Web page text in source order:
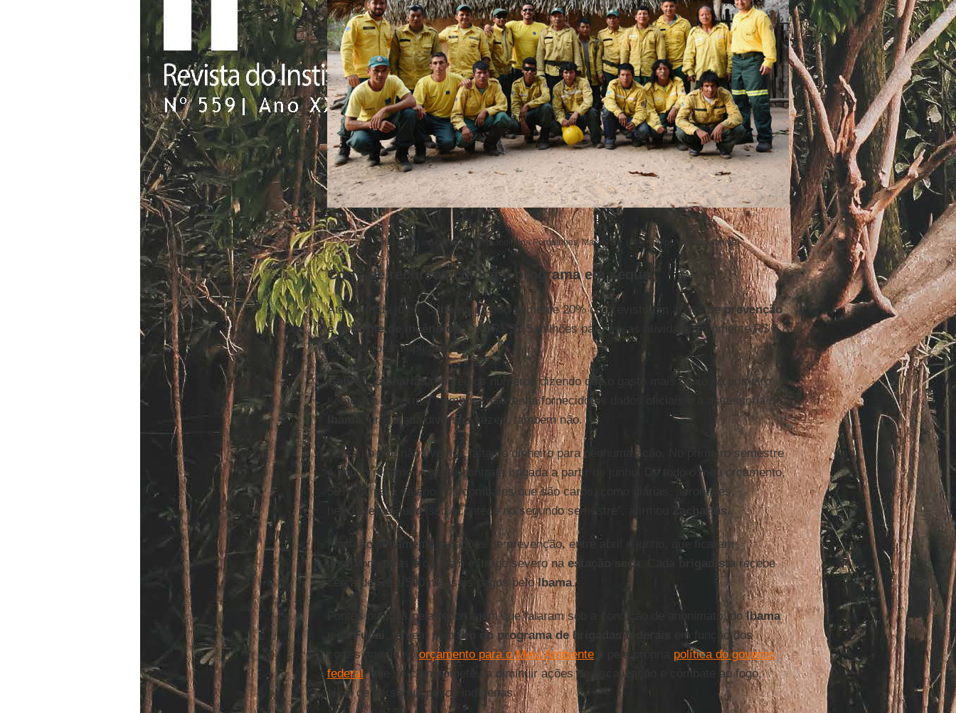
Brigadistas indígenas na Terra Indígena Porquinhos, Maranhão. (Foto: Felipe Werneck/Ibama)
Corte de recursos coloca o programa em xeque
Até o fim de julho, oIbama gastou somente 20% do previsto em ações deprevenção
e controle de incêndios . Dos R$ 35,5 milhões para essas atividades, somente R$ 6,8
milhões foram aplicados.
Gabriel Zachariasrebateu os números dizendo que o gasto mais baixo no primeiro
semestre é “normal”, embora não tenha fornecido os dados oficiais e a assessoria do
, procurada diversas vezes, também não.
“Garanto que não tivemos falta de dinheiro para nenhuma ação. No primeiro semestre
é pouco mesmo. A gente contrata brigada a partir de junho. De todo o meu orçamento,
50% vai para salário. Os combates que são caros, como diárias, aeronaves,
helicópteros, tudo isso acontece no segundo semestre”, afirmou
Zacharias.
Mas são justamente as ações de prevenção, entre abril e junho, que ficaram
comprometidas e causam estrago severo naestação seca brigadistarecebe
cerca de R$ 1.500 mensais pagos peloIbama.
Fontes ouvidas pela reportagem que falaram sob a condição de anonimato, doIbama
Funai , temem pelo fim do programa de brigadas federais
em função dos
cortes anuais noorçamento para o Meio Ambientee pela própria política do governo
federal, que se comprometeu a diminuir ações de fiscalização e combate ao fogo,
além de perseguir povos indígenas.